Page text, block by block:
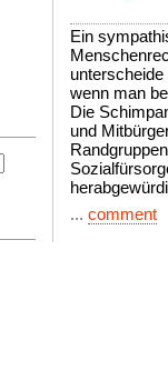
Ein
wenn man
Die
und
... comment